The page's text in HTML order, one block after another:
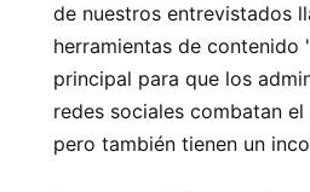
de nuestros entrevistados
herramientas de contenido
principal para que los
redes sociales combatan
pero también tienen un